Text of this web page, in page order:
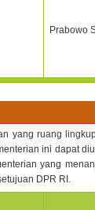
Prabowo
yang ruang
ini dapat
yang
DPR RI.